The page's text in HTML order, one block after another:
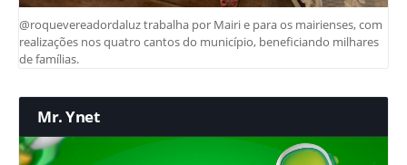
@roquevereadordaluz trabalha por Mairi e para os mairienses, com
realizações nos quatro cantos do município, beneficiando milhares
de famílias.
Mr. Ynet